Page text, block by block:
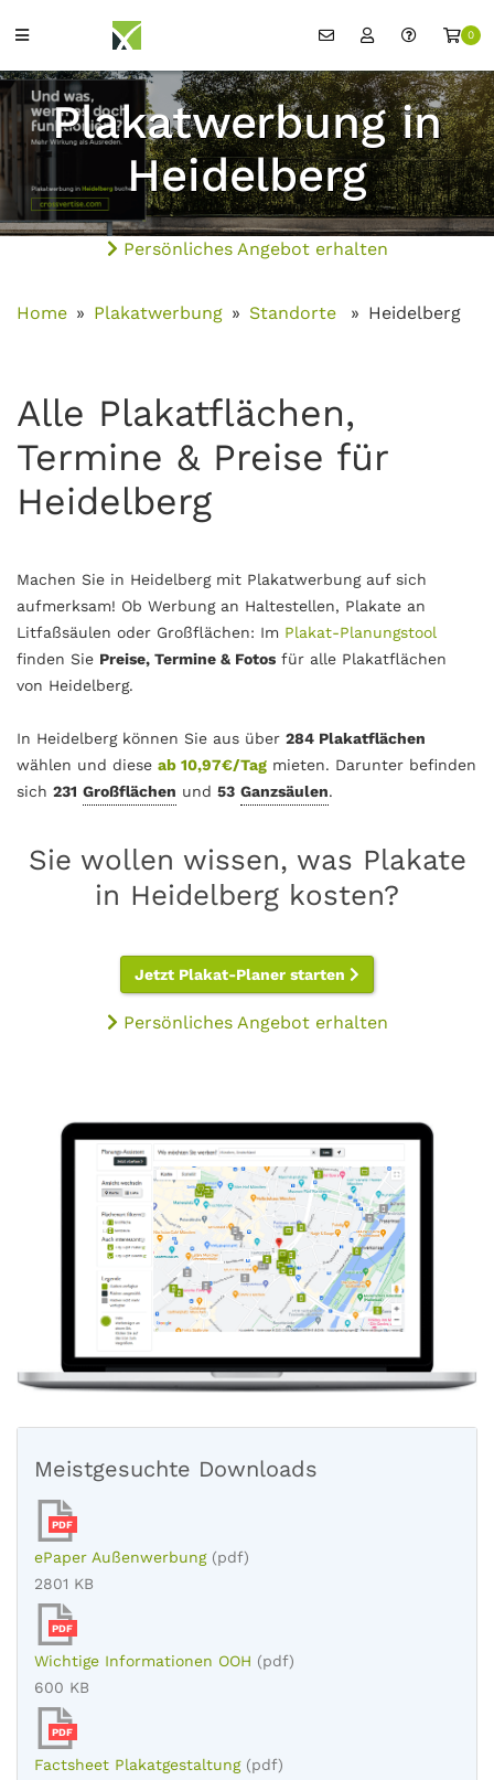
0
Plakatwerbung in
Heidelberg
Persönliches Angebot erhalten
Home Plakatwerbung Standorte Heidelberg
Alle Plakatflächen,
Termine & Preise für
Heidelberg
Machen Sie in Heidelberg mit Plakatwerbung auf sich
aufmerksam! Ob Werbung an Haltestellen, Plakate an
Litfaßsäulen oder Großflächen: Im Plakat-Planungstool
finden Sie Preise, Termine & Fotos für alle Plakatflächen
von Heidelberg.
In Heidelberg können Sie aus über 284 Plakatflächen
wählen und diese ab 10,97€/Tag mieten. Darunter befinden
sich 231 Großflächen und 53 Ganzsäulen.
Sie wollen wissen, was Plakate
in Heidelberg kosten?
Jetzt Plakat-Planer starten
Persönliches Angebot erhalten
Meistgesuchte Downloads
PDF
ePaper Außenwerbung (pdf)
2801 KB
PDF
Wichtige Informationen OOH (pdf)
600 KB
PDF
Factsheet Plakatgestaltung (pdf)